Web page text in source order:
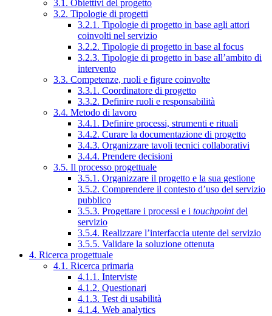
3.1. Obiettivi del progetto
3.2. Tipologie di progetti
3.2.1. Tipologie di progetto in base agli attori
coinvolti nel servizio
3.2.2. Tipologie di progetto in base al focus
3.2.3. Tipologie di progetto in base all’ambito di
intervento
3.3. Competenze, ruoli e figure coinvolte
3.3.1. Coordinatore di progetto
3.3.2. Definire ruoli e responsabilità
3.4. Metodo di lavoro
3.4.1. Definire processi, strumenti e rituali
3.4.2. Curare la documentazione di progetto
3.4.3. Organizzare tavoli tecnici collaborativi
3.4.4. Prendere decisioni
3.5. Il processo progettuale
3.5.1. Organizzare il progetto e la sua gestione
3.5.2. Comprendere il contesto d’uso del servizio
pubblico
3.5.3. Progettare i processi e i touchpointdel
servizio
3.5.4. Realizzare l’interfaccia utente del servizio
3.5.5. Validare la soluzione ottenuta
4. Ricerca progettuale
4.1. Ricerca primaria
4.1.1. Interviste
4.1.2. Questionari
4.1.3. Test di usabilità
4.1.4. Web analytics